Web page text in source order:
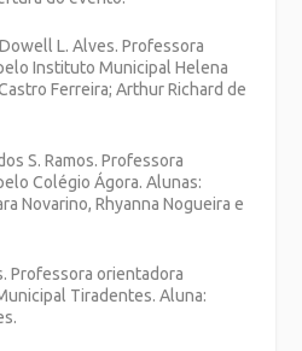
L. Alves. Professora
Instituto Municipal Helena
Ferreira; Arthur Richard de
S. Ramos. Professora
Colégio Ágora. Alunas:
Novarino, Rhyanna Nogueira e
Professora orientadora
Tiradentes. Aluna: